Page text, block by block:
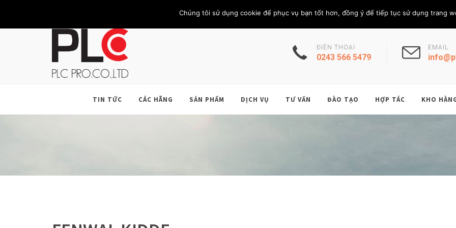
KHÁCH HÀNG LIÊN HỆ THÀNH VIÊN Thứ Sáu, 7/8/
ĐIỆN THOẠI
0243 566 5479
EMAIL
TIN TỨC CÁC HÃNG SẢN PHẨM DỊCH VỤ TƯ VẤN ĐÀO TẠO HỢP TÁC KHO
Chúng tôi sử dụng cookie để phục vụ bạn tốt hơn, đồng ý để tiếp tục sử dụng trang